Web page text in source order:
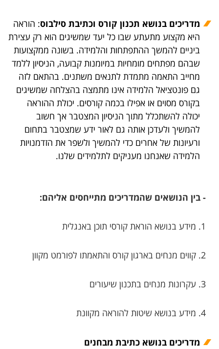
מדריכים בנושא תכנון קורס וכתיבת סילבוס: הוראה
היא מקצוע מתעתע שבו כל יעד שמשיגים הוא רק עצירת
ביניים להמשך ההתפתחות והלמידה. בשונה ממקצועות
שבהם מפתחים מומחיות במיומנות קבועה, הניסיון ללמד
מחייב התאמה מתמדת לתנאים משתנים. בהתאם לזה
גם פונטציאל הלמידה אינו מתמצה בהצלחה שמשיגים
בקורס מסוים או אפילו בכמה קורסים. יכולת ההוראה
יכולה להשתכלל מתוך הניסיון המצטבר אך חשוב
להמשיך ולעדכן אותה גם לאור ידע שמצטבר בתחום
ורעיונות של אחרים כדי להמשיך ולשפר את הזדמנויות
הלמידה שאנחנו מעניקים לתלמידים שלנו.​
- בין הנושאים שהמדריכים מתייחסים אליהם:
1. מידע בנושא הוראת קורסי תוכן באנגלית
2. קווים מנחים בארגון קורס והתאמתו לפורמט מקוון
3. עקרונות מנחים בתכנון שיעורים
4. מידע בנושא שיטות להוראה מקוונת
מדריכים בנושא כתיבת מבחנים